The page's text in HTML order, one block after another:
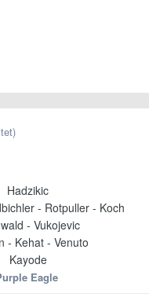
Hadzikic
- Rotpuller - Koch
- Vukojevic
- Kehat - Venuto
Kayode
Eagle